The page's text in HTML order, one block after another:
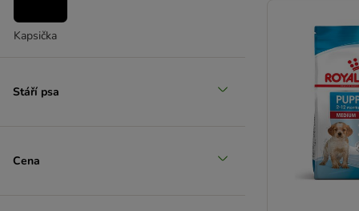
Kapsička
Stáří psa
Cena